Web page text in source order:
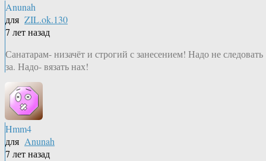
Anunah
для ZIL.ok.130
7 лет назад
Санатарам- низачёт и строгий с занесением! Надо не следовать
за. Надо- вязать нах!
Hmm4
для Anunah
7 лет назад